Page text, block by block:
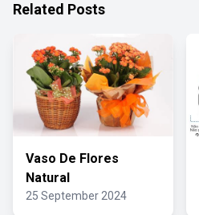
Related Posts
Vaso De Flores
Natural
25 September 2024